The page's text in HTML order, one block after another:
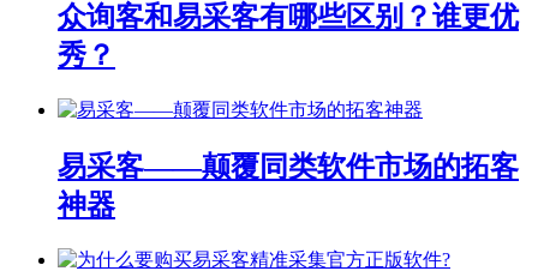
众询客和易采客有哪些区别？谁更优
秀？
易采客——颠覆同类软件市场的拓客
神器